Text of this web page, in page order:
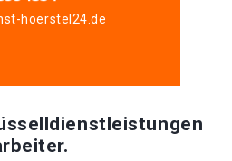
hoerstel24.de